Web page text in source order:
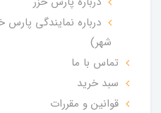
درباره نمایندگی
شهر)
تماس با ما
سبد خرید
قوانین و مقررات